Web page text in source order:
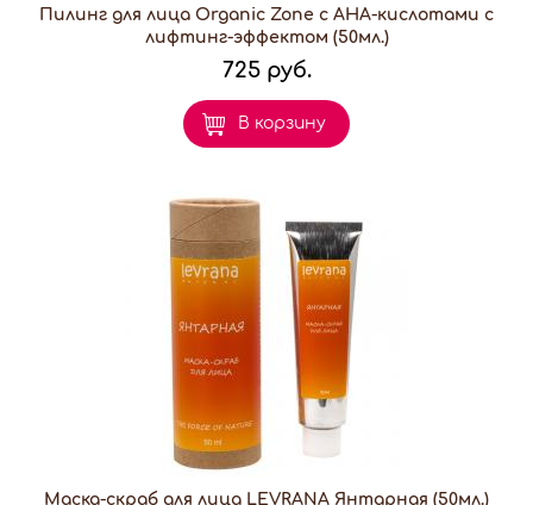
Пилинг для лица Organic Zone с АНА-кислотами с
лифтинг-эффектом (50мл.)
725 руб.
В корзину
Маска-скраб для лица LEVRANA Янтарная (50мл.)